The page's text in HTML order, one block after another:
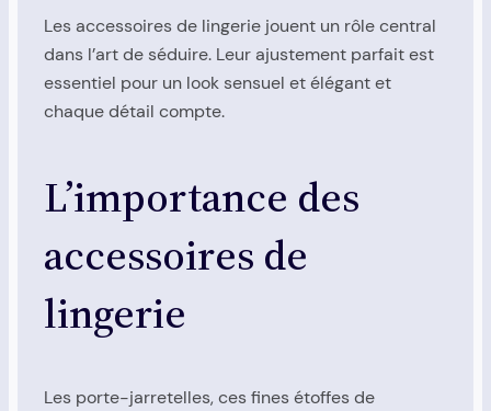
Les accessoires de lingerie jouent un rôle central
dans l’art de séduire. Leur ajustement parfait est
essentiel pour un look sensuel et élégant et
chaque détail compte.
L’importance des
accessoires de
lingerie
Les porte-jarretelles, ces fines étoffes de